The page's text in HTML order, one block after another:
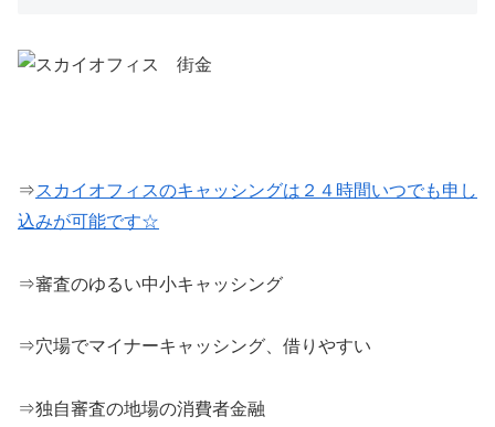
⇒スカイオフィスのキャッシングは２４時間いつでも申し
込みが可能です☆
⇒審査のゆるい中小キャッシング
⇒穴場でマイナーキャッシング、借りやすい
⇒独自審査の地場の消費者金融